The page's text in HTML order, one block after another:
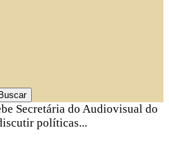
Secretária do Audiovisual do
políticas...